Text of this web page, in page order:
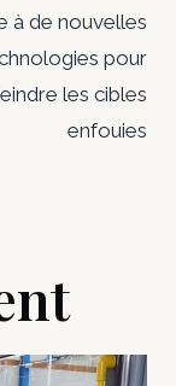
à de nouvelles
pour
les cibles
enfouies